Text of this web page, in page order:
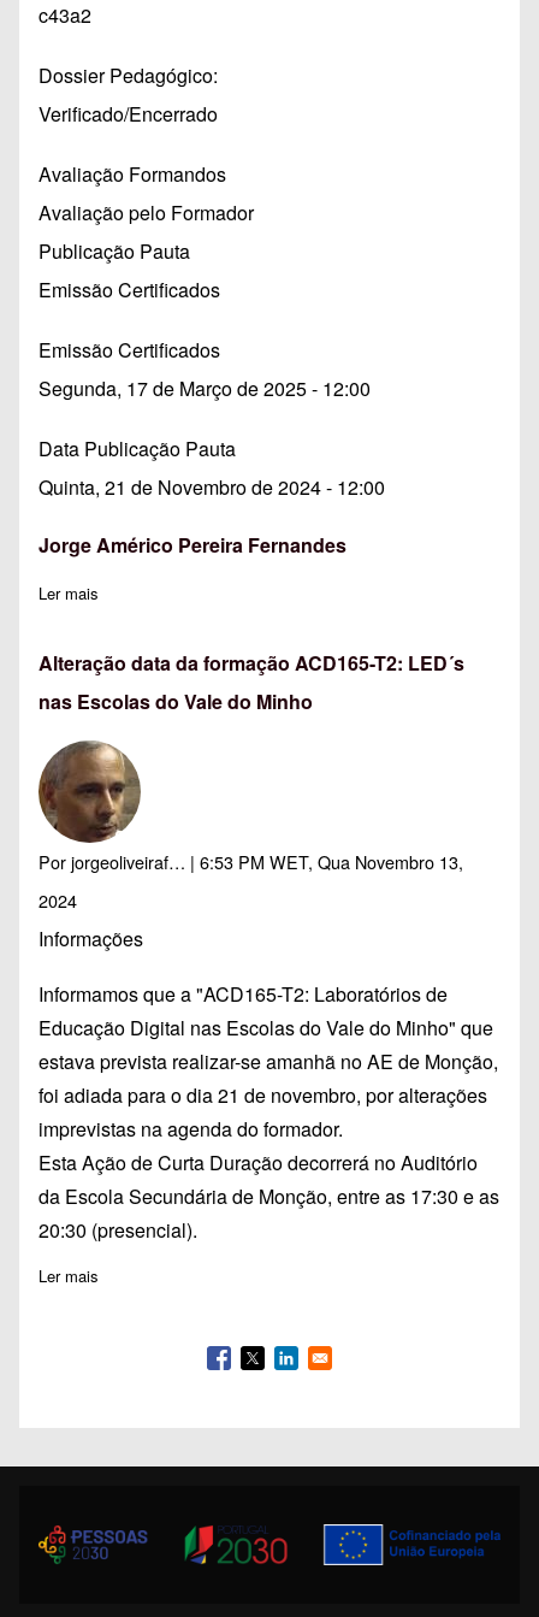
c43a2
Dossier Pedagógico
Verificado/Encerrado
Avaliação Formandos
Avaliação pelo Formador
Publicação Pauta
Emissão Certificados
Emissão Certificados
Segunda, 17 de Março de 2025 - 12:00
Data Publicação Pauta
Quinta, 21 de Novembro de 2024 - 12:00
Jorge Américo Pereira Fernandes
Ler mais
Alteração data da formação ACD165-T2: LED´s
nas Escolas do Vale do Minho
Porjorgeoliveiraf… | 6:53 PM WET, Qua Novembro 13,
2024
Informações
Informamos que a "ACD165-T2: Laboratórios de
Educação Digital nas Escolas do Vale do Minho" que
estava prevista realizar-se amanhã no AE de Monção,
foi adiada para o dia 21 de novembro, por alterações
imprevistas na agenda do formador.
Esta Ação de Curta Duração decorrerá no Auditório
da Escola Secundária de Monção, entre as 17:30 e as
20:30 (presencial).
Ler mais